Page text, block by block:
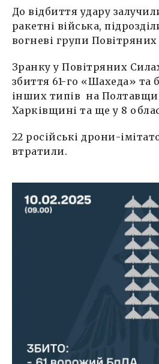
До відбиття удару
ракетні війська,
вогневі групи
Зранку у Повітряних
збиття 61-го «Шахеда» та
інших типів на
Харківщині та ще у 8
22 російські дрони-
втратили.